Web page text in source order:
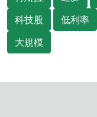
科技股
低利率
大規模